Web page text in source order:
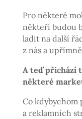
Pro některé
někteří budou
ladit na další
z nás a
A teď přichází
některé
Co
a reklamních